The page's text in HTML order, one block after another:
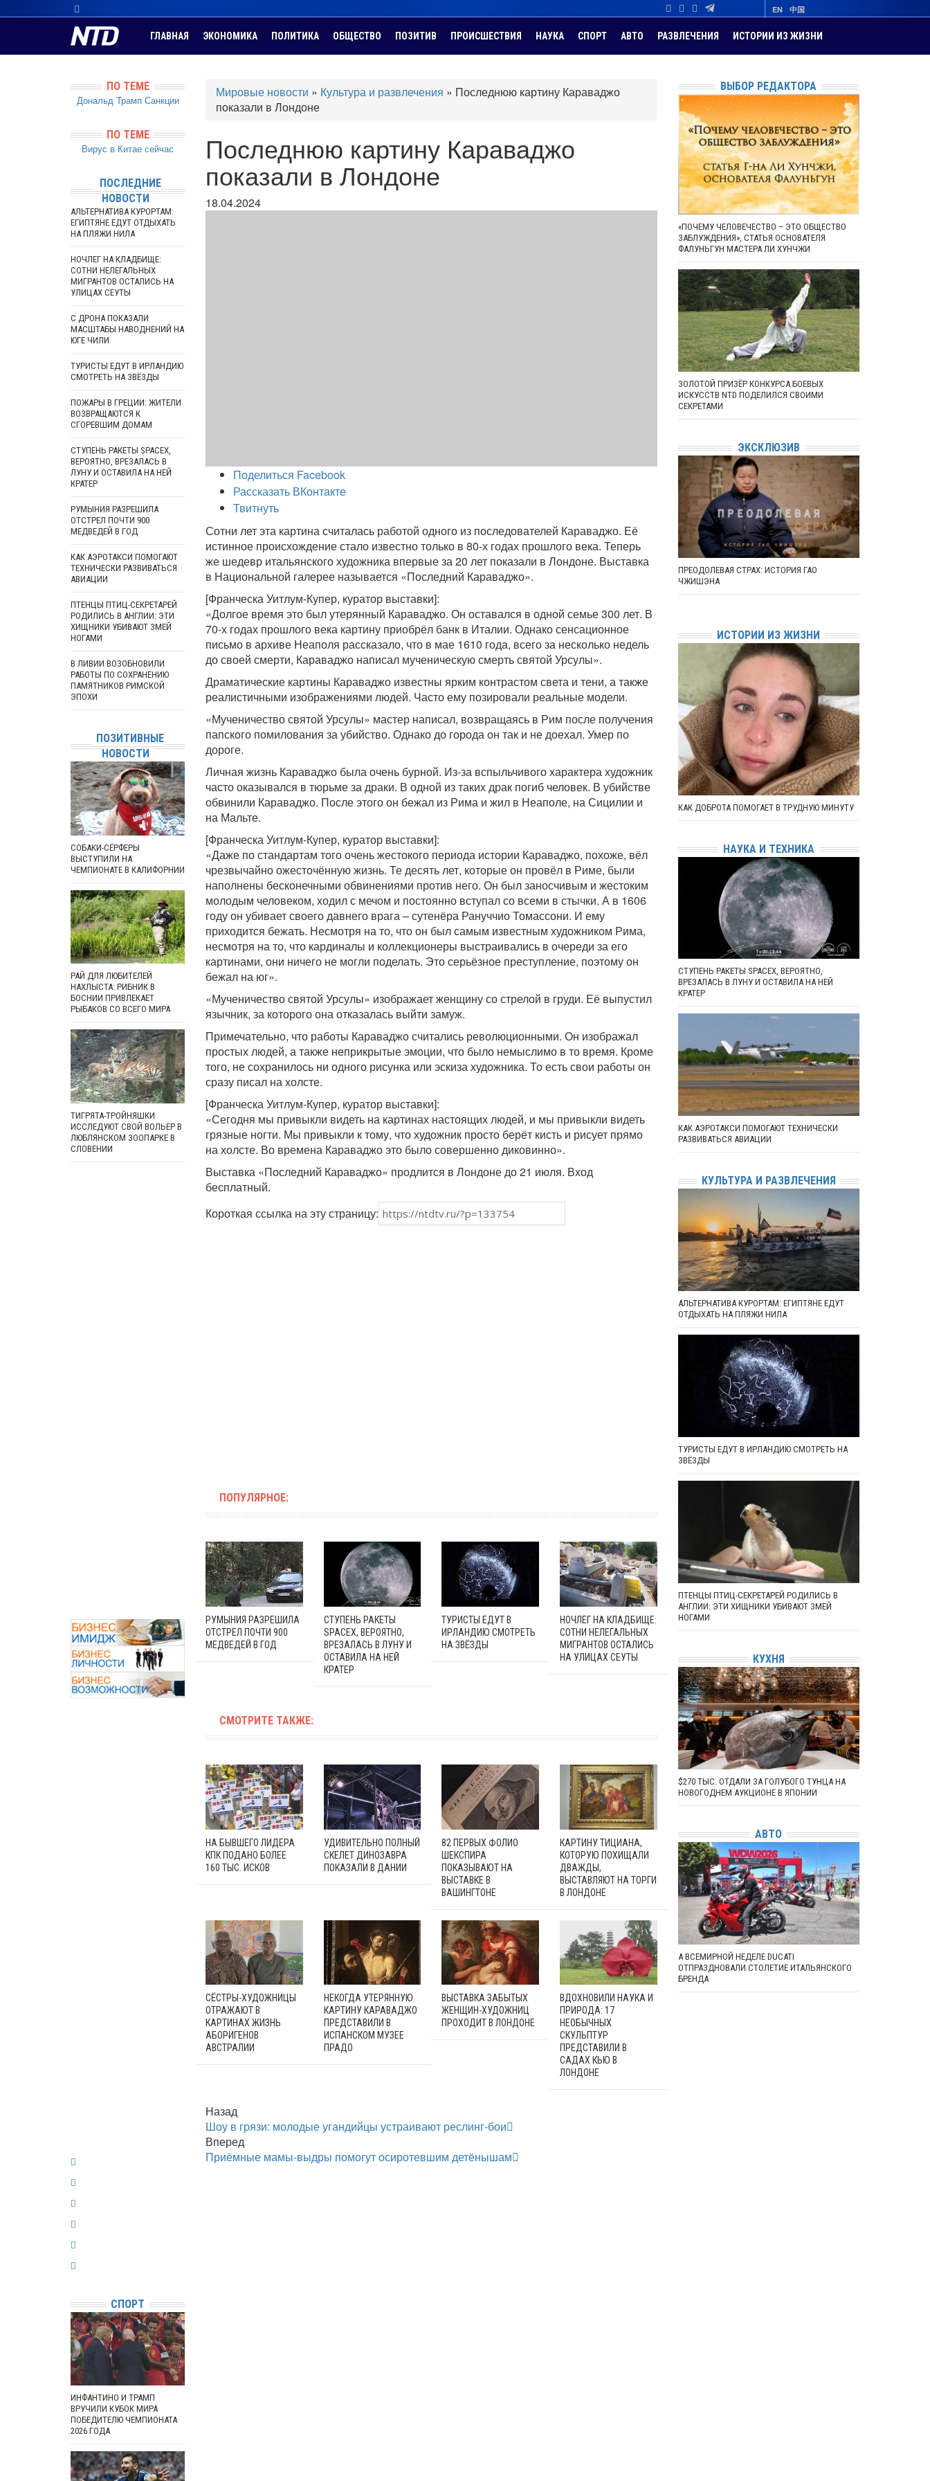
EN 中国
ГЛАВНАЯ ЭКОНОМИКА ПОЛИТИКА ОБЩЕСТВО ПОЗИТИВ ПРОИСШЕСТВИЯ НАУКА СПОРТ АВТО РАЗВЛЕЧЕНИЯ ИСТОРИИ ИЗ ЖИЗНИ
Мировые новости » Культура и развлечения » Последнюю картину Караваджо
показали в Лондоне
Последнюю картину Караваджо
показали в Лондоне
18.04.2024
Поделиться Facebook
Рассказать ВКонтакте
Твитнуть
Сотни лет эта картина считалась работой одного из последователей Караваджо. Её
истинное происхождение стало известно только в 80-х годах прошлого века. Теперь
же шедевр итальянского художника впервые за 20 лет показали в Лондоне. Выставка
в Национальной галерее называется «Последний Караваджо».
[Франческа Уитлум-Купер, куратор выставки]:
«Долгое время это был утерянный Караваджо. Он оставался в одной семье 300 лет. В
70-х годах прошлого века картину приобрёл банк в Италии. Однако сенсационное
письмо в архиве Неаполя рассказало, что в мае 1610 года, всего за несколько недель
до своей смерти, Караваджо написал мученическую смерть святой Урсулы».
Драматические картины Караваджо известны ярким контрастом света и тени, а также
реалистичными изображениями людей. Часто ему позировали реальные модели.
«Мученичество святой Урсулы» мастер написал, возвращаясь в Рим после получения
папского помилования за убийство. Однако до города он так и не доехал. Умер по
дороге.
Личная жизнь Караваджо была очень бурной. Из-за вспыльчивого характера художник
часто оказывался в тюрьме за драки. В одной из таких драк погиб человек. В убийстве
обвинили Караваджо. После этого он бежал из Рима и жил в Неаполе, на Сицилии и
на Мальте.
[Франческа Уитлум-Купер, куратор выставки]:
«Даже по стандартам того очень жестокого периода истории Караваджо, похоже, вёл
чрезвычайно ожесточённую жизнь. Те десять лет, которые он провёл в Риме, были
наполнены бесконечными обвинениями против него. Он был заносчивым и жестоким
молодым человеком, ходил с мечом и постоянно вступал со всеми в стычки. А в 1606
году он убивает своего давнего врага – сутенёра Рануччио Томассони. И ему
приходится бежать. Несмотря на то, что он был самым известным художником Рима,
несмотря на то, что кардиналы и коллекционеры выстраивались в очереди за его
картинами, они ничего не могли поделать. Это серьёзное преступление, поэтому он
бежал на юг».
«Мученичество святой Урсулы» изображает женщину со стрелой в груди. Её выпустил
язычник, за которого она отказалась выйти замуж.
Примечательно, что работы Караваджо считались революционными. Он изображал
простых людей, а также неприкрытые эмоции, что было немыслимо в то время. Кроме
того, не сохранилось ни одного рисунка или эскиза художника. То есть свои работы он
сразу писал на холсте.
[Франческа Уитлум-Купер, куратор выставки]:
«Сегодня мы привыкли видеть на картинах настоящих людей, и мы привыкли видеть
грязные ногти. Мы привыкли к тому, что художник просто берёт кисть и рисует прямо
на холсте. Во времена Караваджо это было совершенно диковинно».
Выставка «Последний Караваджо» продлится в Лондоне до 21 июля. Вход
бесплатный.
Короткая ссылка на эту страницу:
ПОПУЛЯРНОЕ:
РУМЫНИЯ РАЗРЕШИЛА
ОТСТРЕЛ ПОЧТИ 900
МЕДВЕДЕЙ В ГОД
СТУПЕНЬ РАКЕТЫ
SPACEX, ВЕРОЯТНО,
ВРЕЗАЛАСЬ В ЛУНУ И
ОСТАВИЛА НА НЕЙ
КРАТЕР
ТУРИСТЫ ЕДУТ В
ИРЛАНДИЮ СМОТРЕТЬ
НА ЗВЁЗДЫ
НОЧЛЕГ НА КЛАДБИЩЕ:
СОТНИ НЕЛЕГАЛЬНЫХ
МИГРАНТОВ ОСТАЛИСЬ
НА УЛИЦАХ СЕУТЫ
СМОТРИТЕ ТАКЖЕ:
НА БЫВШЕГО ЛИДЕРА
КПК ПОДАНО БОЛЕЕ
160 ТЫС. ИСКОВ
УДИВИТЕЛЬНО ПОЛНЫЙ
СКЕЛЕТ ДИНОЗАВРА
ПОКАЗАЛИ В ДАНИИ
82 ПЕРВЫХ ФОЛИО
ШЕКСПИРА
ПОКАЗЫВАЮТ НА
ВЫСТАВКЕ В
ВАШИНГТОНЕ
КАРТИНУ ТИЦИАНА,
КОТОРУЮ ПОХИЩАЛИ
ДВАЖДЫ,
ВЫСТАВЛЯЮТ НА ТОРГИ
В ЛОНДОНЕ
СЁСТРЫ-ХУДОЖНИЦЫ
ОТРАЖАЮТ В
КАРТИНАХ ЖИЗНЬ
АБОРИГЕНОВ
АВСТРАЛИИ
НЕКОГДА УТЕРЯННУЮ
КАРТИНУ КАРАВАДЖО
ПРЕДСТАВИЛИ В
ИСПАНСКОМ МУЗЕЕ
ПРАДО
ВЫСТАВКА ЗАБЫТЫХ
ЖЕНЩИН-ХУДОЖНИЦ
ПРОХОДИТ В ЛОНДОНЕ
ВДОХНОВИЛИ НАУКА И
ПРИРОДА: 17
НЕОБЫЧНЫХ
СКУЛЬПТУР
ПРЕДСТАВИЛИ В
САДАХ КЬЮ В
ЛОНДОНЕ
Назад
Шоу в грязи: молодые угандийцы устраивают реслинг-бои
Вперед
Приёмные мамы-выдры помогут осиротевшим детёнышам
ПО ТЕМЕ
Дональд Трамп Санкции
ПО ТЕМЕ
Вирус в Китае сейчас
ПОСЛЕДНИЕ
НОВОСТИ
АЛЬТЕРНАТИВА КУРОРТАМ:
ЕГИПТЯНЕ ЕДУТ ОТДЫХАТЬ
НА ПЛЯЖИ НИЛА
НОЧЛЕГ НА КЛАДБИЩЕ:
СОТНИ НЕЛЕГАЛЬНЫХ
МИГРАНТОВ ОСТАЛИСЬ НА
УЛИЦАХ СЕУТЫ
С ДРОНА ПОКАЗАЛИ
МАСШТАБЫ НАВОДНЕНИЙ НА
ЮГЕ ЧИЛИ
ТУРИСТЫ ЕДУТ В ИРЛАНДИЮ
СМОТРЕТЬ НА ЗВЁЗДЫ
ПОЖАРЫ В ГРЕЦИИ: ЖИТЕЛИ
ВОЗВРАЩАЮТСЯ К
СГОРЕВШИМ ДОМАМ
СТУПЕНЬ РАКЕТЫ SPACEX,
ВЕРОЯТНО, ВРЕЗАЛАСЬ В
ЛУНУ И ОСТАВИЛА НА НЕЙ
КРАТЕР
РУМЫНИЯ РАЗРЕШИЛА
ОТСТРЕЛ ПОЧТИ 900
МЕДВЕДЕЙ В ГОД
КАК АЭРОТАКСИ ПОМОГАЮТ
ТЕХНИЧЕСКИ РАЗВИВАТЬСЯ
АВИАЦИИ
ПТЕНЦЫ ПТИЦ-СЕКРЕТАРЕЙ
РОДИЛИСЬ В АНГЛИИ: ЭТИ
ХИЩНИКИ УБИВАЮТ ЗМЕЙ
НОГАМИ
В ЛИВИИ ВОЗОБНОВИЛИ
РАБОТЫ ПО СОХРАНЕНИЮ
ПАМЯТНИКОВ РИМСКОЙ
ЭПОХИ
ПОЗИТИВНЫЕ
НОВОСТИ
СОБАКИ-СЁРФЕРЫ
ВЫСТУПИЛИ НА
ЧЕМПИОНАТЕ В КАЛИФОРНИИ
РАЙ ДЛЯ ЛЮБИТЕЛЕЙ
НАХЛЫСТА: РИБНИК В
БОСНИИ ПРИВЛЕКАЕТ
РЫБАКОВ СО ВСЕГО МИРА
ТИГРЯТА-ТРОЙНЯШКИ
ИССЛЕДУЮТ СВОЙ ВОЛЬЕР В
ЛЮБЛЯНСКОМ ЗООПАРКЕ В
СЛОВЕНИИ
СПОРТ
ИНФАНТИНО И ТРАМП
ВРУЧИЛИ КУБОК МИРА
ПОБЕДИТЕЛЮ ЧЕМПИОНАТА
2026 ГОДА
ВЫБОР РЕДАКТОРА
«ПОЧЕМУ ЧЕЛОВЕЧЕСТВО – ЭТО ОБЩЕСТВО
ЗАБЛУЖДЕНИЯ», СТАТЬЯ ОСНОВАТЕЛЯ
ФАЛУНЬГУН МАСТЕРА ЛИ ХУНЧЖИ
ЗОЛОТОЙ ПРИЗЁР КОНКУРСА БОЕВЫХ
ИСКУССТВ NTD ПОДЕЛИЛСЯ СВОИМИ
СЕКРЕТАМИ
ЭКСКЛЮЗИВ
ПРЕОДОЛЕВАЯ СТРАХ: ИСТОРИЯ ГАО
ЧЖИШЭНА
ИСТОРИИ ИЗ ЖИЗНИ
КАК ДОБРОТА ПОМОГАЕТ В ТРУДНУЮ МИНУТУ
НАУКА И ТЕХНИКА
СТУПЕНЬ РАКЕТЫ SPACEX, ВЕРОЯТНО,
ВРЕЗАЛАСЬ В ЛУНУ И ОСТАВИЛА НА НЕЙ
КРАТЕР
КАК АЭРОТАКСИ ПОМОГАЮТ ТЕХНИЧЕСКИ
РАЗВИВАТЬСЯ АВИАЦИИ
КУЛЬТУРА И РАЗВЛЕЧЕНИЯ
АЛЬТЕРНАТИВА КУРОРТАМ: ЕГИПТЯНЕ ЕДУТ
ОТДЫХАТЬ НА ПЛЯЖИ НИЛА
ТУРИСТЫ ЕДУТ В ИРЛАНДИЮ СМОТРЕТЬ НА
ЗВЁЗДЫ
ПТЕНЦЫ ПТИЦ-СЕКРЕТАРЕЙ РОДИЛИСЬ В
АНГЛИИ: ЭТИ ХИЩНИКИ УБИВАЮТ ЗМЕЙ
НОГАМИ
КУХНЯ
$270 ТЫС. ОТДАЛИ ЗА ГОЛУБОГО ТУНЦА НА
НОВОГОДНЕМ АУКЦИОНЕ В ЯПОНИИ
АВТО
А ВСЕМИРНОЙ НЕДЕЛЕ DUCATI
ОТПРАЗДНОВАЛИ СТОЛЕТИЕ ИТАЛЬЯНСКОГО
БРЕНДА